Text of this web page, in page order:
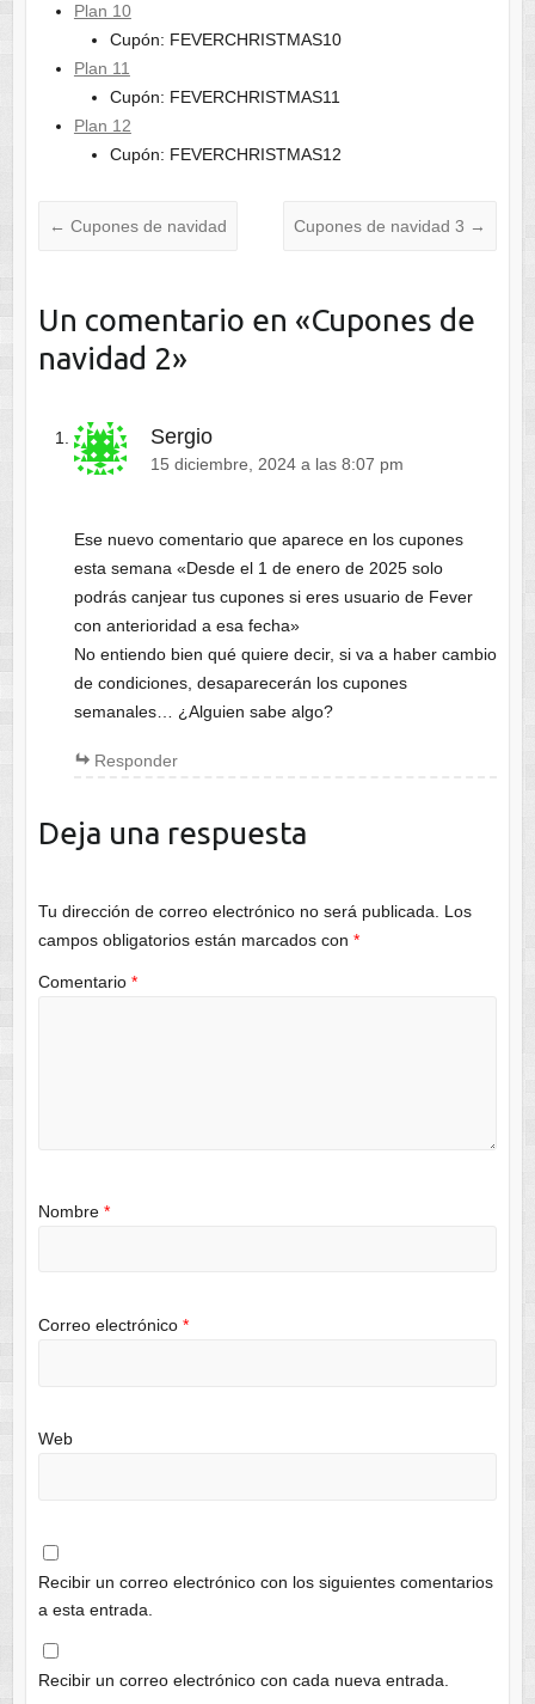
Plan 10
Cupón: FEVERCHRISTMAS10
Plan 11
Cupón: FEVERCHRISTMAS11
Plan 12
Cupón: FEVERCHRISTMAS12
← Cupones de navidad Cupones de navidad 3 →
Un comentario en «Cupones de
navidad 2»
Sergio
15 diciembre, 2024 a las 8:07 pm
Ese nuevo comentario que aparece en los cupones
esta semana «Desde el 1 de enero de 2025 solo
podrás canjear tus cupones si eres usuario de Fever
con anterioridad a esa fecha»
No entiendo bien qué quiere decir, si va a haber cambio
de condiciones, desaparecerán los cupones
semanales… ¿Alguien sabe algo?
Responder
Deja una respuesta
Tu dirección de correo electrónico no será publicada.
Los
campos obligatorios están marcados con *
Comentario *
Nombre *
Correo electrónico *
Web
Recibir un correo electrónico con los siguientes comentarios
a esta entrada.
Recibir un correo electrónico con cada nueva entrada.